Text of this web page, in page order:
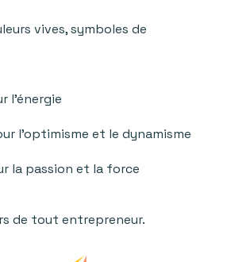
vives, symboles de
l’énergie
l’optimisme et le dynamisme
la passion et la force
de tout entrepreneur.